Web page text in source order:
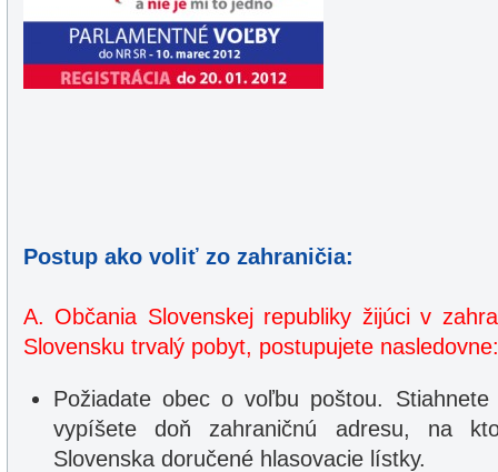
Postup ako voliť zo zahraničia:
A. Občania Slovenskej republiky žijúci v
Slovensku trvalý pobyt, postupujete nasledovne:
Požiadate obec o voľbu poštou.
vypíšete doň zahraničnú adresu, na
Slovenska doručené hlasovacie lístky.